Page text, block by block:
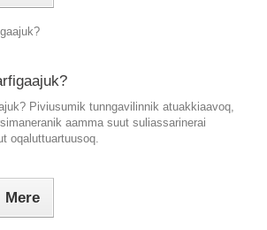
Piviusumik tunngavilinnik atuakkiaavoq,
aamma suut suliassarinerai
oqaluttuartuusoq.
Mere